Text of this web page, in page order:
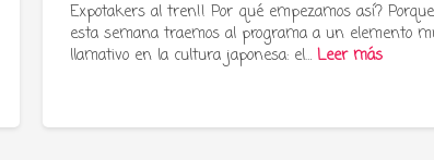
Expotakers al tren!! Por qué empezamos así? Porque
esta semana traemos al programa a un elemento
llamativo en la cultura japonesa: el…Leer más